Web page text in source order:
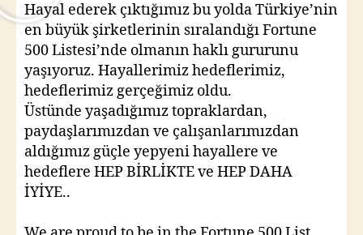
Hayal ederek çıktığımız bu yolda Türkiye’nin
en büyük şirketlerinin sıralandığı Fortune
500 Listesi’nde olmanın haklı gururunu
yaşıyoruz. Hayallerimiz hedeflerimiz,
hedeflerimiz gerçeğimiz oldu.
Üstünde yaşadığımız topraklardan,
paydaşlarımızdan ve çalışanlarımızdan
aldığımız güçle yepyeni hayallere ve
hedeflere HEP BİRLİKTE ve HEP DAHA
İYİYE..